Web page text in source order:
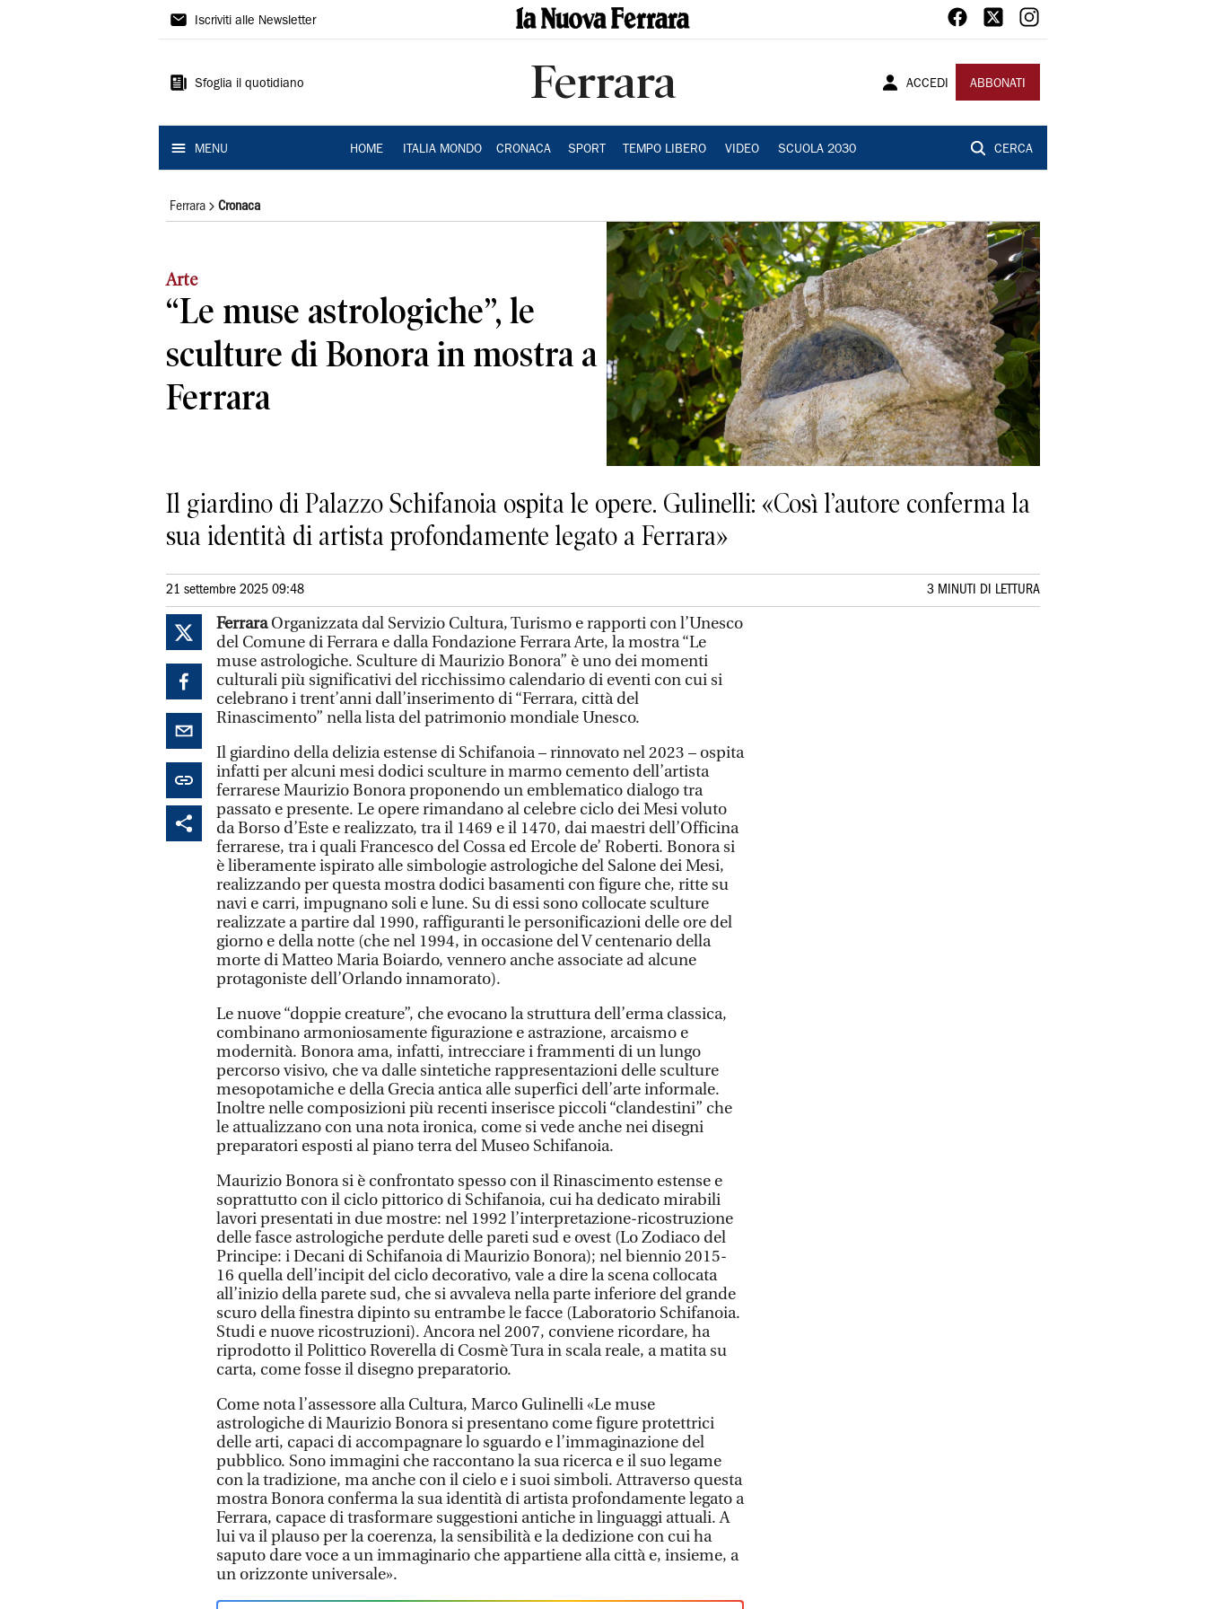
La
Ferrara
Iscriviti alle Newsletter
Sfoglia il quotidiano Ferrara ACCEDI ABBONATI
MENU HOME ITALIA MONDO CRONACA SPORT TEMPO LIBERO VIDEO SCUOLA 2030 CERCA
Ferrara Cronaca
Arte
“Le muse astrologiche”, le
sculture di Bonora in mostra a
Ferrara
Il giardino di Palazzo Schifanoia ospita le opere. Gulinelli: «Così l’autore conferma la
sua identità di artista profondamente legato a Ferrara»
21 settembre 2025 09:48 3 MINUTI DI LETTURA
FerraraOrganizzata dal Servizio Cultura, Turismo e rapporti con l’Unesco
del Comune di Ferrara e dalla Fondazione Ferrara Arte, la mostra “Le
muse astrologiche. Sculture di Maurizio Bonora” è uno dei momenti
culturali più significativi del ricchissimo calendario di eventi con cui si
celebrano i trent’anni dall’inserimento di “Ferrara, città del
Rinascimento” nella lista del patrimonio mondiale Unesco.
Il giardino della delizia estense di Schifanoia – rinnovato nel 2023 – ospita
infatti per alcuni mesi dodici sculture in marmo cemento dell’artista
ferrarese Maurizio Bonora proponendo un emblematico dialogo tra
passato e presente. Le opere rimandano al celebre ciclo dei Mesi voluto
da Borso d’Este e realizzato, tra il 1469 e il 1470, dai maestri dell’Officina
ferrarese, tra i quali Francesco del Cossa ed Ercole de’ Roberti. Bonora si
è liberamente ispirato alle simbologie astrologiche del Salone dei Mesi,
realizzando per questa mostra dodici basamenti con figure che, ritte su
navi e carri, impugnano soli e lune. Su di essi sono collocate sculture
realizzate a partire dal 1990, raffiguranti le personificazioni delle ore del
giorno e della notte (che nel 1994, in occasione del V centenario della
morte di Matteo Maria Boiardo, vennero anche associate ad alcune
protagoniste dell’Orlando innamorato).
Le nuove “doppie creature”, che evocano la struttura dell’erma classica,
combinano armoniosamente figurazione e astrazione, arcaismo e
modernità. Bonora ama, infatti, intrecciare i frammenti di un lungo
percorso visivo, che va dalle sintetiche rappresentazioni delle sculture
mesopotamiche e della Grecia antica alle superfici dell’arte informale.
Inoltre nelle composizioni più recenti inserisce piccoli “clandestini” che
le attualizzano con una nota ironica, come si vede anche nei disegni
preparatori esposti al piano terra del Museo Schifanoia.
Maurizio Bonora si è confrontato spesso con il Rinascimento estense e
soprattutto con il ciclo pittorico di Schifanoia, cui ha dedicato mirabili
lavori presentati in due mostre: nel 1992 l’interpretazione-ricostruzione
delle fasce astrologiche perdute delle pareti sud e ovest (Lo Zodiaco del
Principe: i Decani di Schifanoia di Maurizio Bonora); nel biennio 2015-
16 quella dell’incipit del ciclo decorativo, vale a dire la scena collocata
all’inizio della parete sud, che si avvaleva nella parte inferiore del grande
scuro della finestra dipinto su entrambe le facce (Laboratorio Schifanoia.
Studi e nuove ricostruzioni). Ancora nel 2007, conviene ricordare, ha
riprodotto il Polittico Roverella di Cosmè Tura in scala reale, a matita su
carta, come fosse il disegno preparatorio.
Come nota l’assessore alla Cultura, Marco Gulinelli «Le muse
astrologiche di Maurizio Bonora si presentano come figure protettrici
delle arti, capaci di accompagnare lo sguardo e l’immaginazione del
pubblico. Sono immagini che raccontano la sua ricerca e il suo legame
con la tradizione, ma anche con il cielo e i suoi simboli. Attraverso questa
mostra Bonora conferma la sua identità di artista profondamente legato a
Ferrara, capace di trasformare suggestioni antiche in linguaggi attuali. A
lui va il plauso per la coerenza, la sensibilità e la dedizione con cui ha
saputo dare voce a un immaginario che appartiene alla città e, insieme, a
un orizzonte universale».